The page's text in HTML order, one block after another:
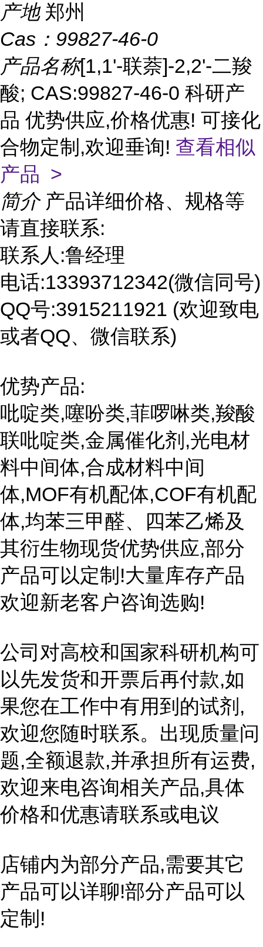
产地 郑州
Cas： 99827-46-0
产品名称[1,1'-联萘]-2,2'-二羧
酸; CAS:99827-46-0 科研产
品 优势供应,价格优惠! 可接化
合物定制,欢迎垂询! 查看相似
产品 >
简介 产品详细价格、规格等
请直接联系:
联系人:鲁经理
电话:13393712342(微信同号)
QQ号:3915211921 (欢迎致电
或者QQ、微信联系)
优势产品:
吡啶类,噻吩类,菲啰啉类,羧酸
联吡啶类,金属催化剂,光电材
料中间体,合成材料中间
体,MOF有机配体,COF有机配
体,均苯三甲醛、四苯乙烯及
其衍生物现货优势供应,部分
产品可以定制!大量库存产品
欢迎新老客户咨询选购!
公司对高校和国家科研机构可
以先发货和开票后再付款,如
果您在工作中有用到的试剂,
欢迎您随时联系。出现质量问
题,全额退款,并承担所有运费,
欢迎来电咨询相关产品,具体
价格和优惠请联系或电议
店铺内为部分产品,需要其它
产品可以详聊!部分产品可以
定制!